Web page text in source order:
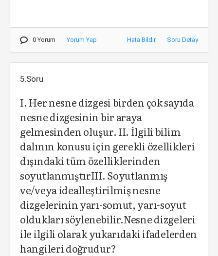
0 Yorum Yorum Yap Hata Bildir Soru Detay
5.Soru
I. Her nesne dizgesi birden çok sayıda
nesne dizgesinin bir araya
gelmesinden oluşur. II. İlgili bilim
dalının konusu için gerekli özellikleri
dışındaki tüm özelliklerinden
soyutlanmıştırIII. Soyutlanmış
ve/veya idealleştirilmiş nesne
dizgelerinin yarı-somut, yarı-soyut
oldukları söylenebilir.Nesne dizgeleri
ile ilgili olarak yukarıdaki ifadelerden
hangileri doğrudur?